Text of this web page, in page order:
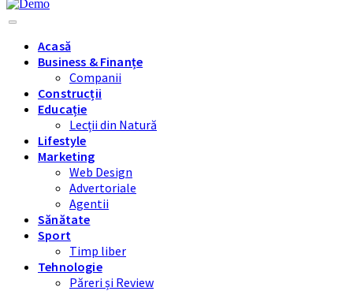
Acasă
Business & Finanțe
Companii
Construcții
Educație
Lecții din Natură
Lifestyle
Marketing
Web Design
Advertoriale
Agentii
Sănătate
Sport
Timp liber
Tehnologie
Păreri și Review